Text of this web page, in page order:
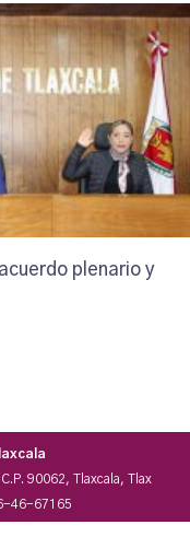
plenario y
90062, Tlaxcala, Tlax
46-67165